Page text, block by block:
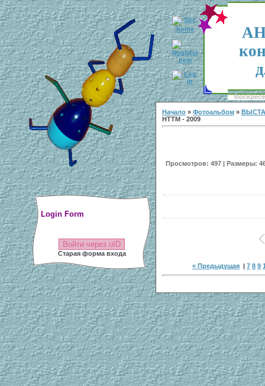
Login Form
Войти через uID
Старая форма входа
Начало » Фотоальбом »
НТТМ - 2009
Просмотров: 497 | Размеры:
« Предыдущая | 7 8 9